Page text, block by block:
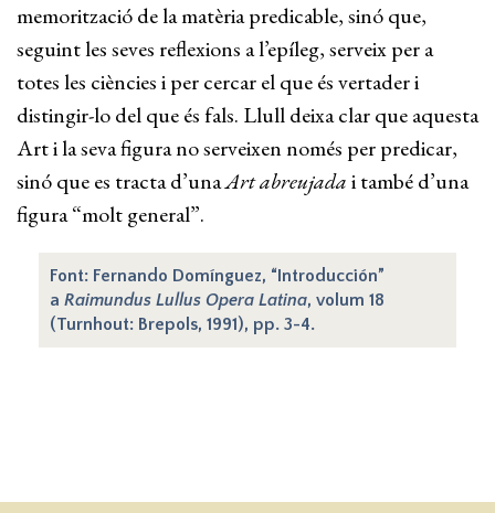
memorització de la matèria predicable, sinó que,
seguint les seves reflexions a l’epíleg, serveix per a
totes les ciències i per cercar el que és vertader i
distingir-lo del que és fals. Llull deixa clar que aquesta
Art i la seva figura no serveixen només per predicar,
sinó que es tracta d’unaArt abreujadai també d’una
figura “molt general”.
Font: Fernando Domínguez, “Introducción”
a Raimundus Lullus Opera Latina, volum 18
(Turnhout: Brepols, 1991), pp. 3-4.